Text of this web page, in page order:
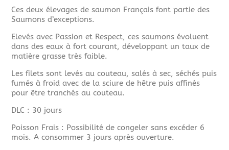
Ces deux élevages de saumon Français font partie des
Saumons d’exceptions.
Elevés avec Passion et Respect, ces saumons évoluent
dans des eaux à fort courant, développant un taux de
matière grasse très faible.
Les filets sont levés au couteau, salés à sec, séchés puis
fumés à froid avec de la sciure de hêtre puis affinés
pour être tranchés au couteau.
DLC : 30 jours
Poisson Frais : Possibilité de congeler sans excéder 6
mois. A consommer 3 jours après ouverture.